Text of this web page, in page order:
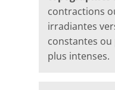
contractions
irradiantes
constantes
plus intenses.